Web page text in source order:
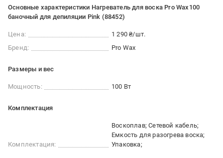
Основные характеристики Нагреватель для воска Pro Wax100
баночный для депиляции Pink (88452)
Цена:
1 290 ₴/шт.
Бренд:
Pro Wax
Размеры и вес
Мощность: 100 Вт
Комплектация
Комплектация:
Воскоплав; Сетевой кабель;
Емкость для разогрева воска;
Упаковка;